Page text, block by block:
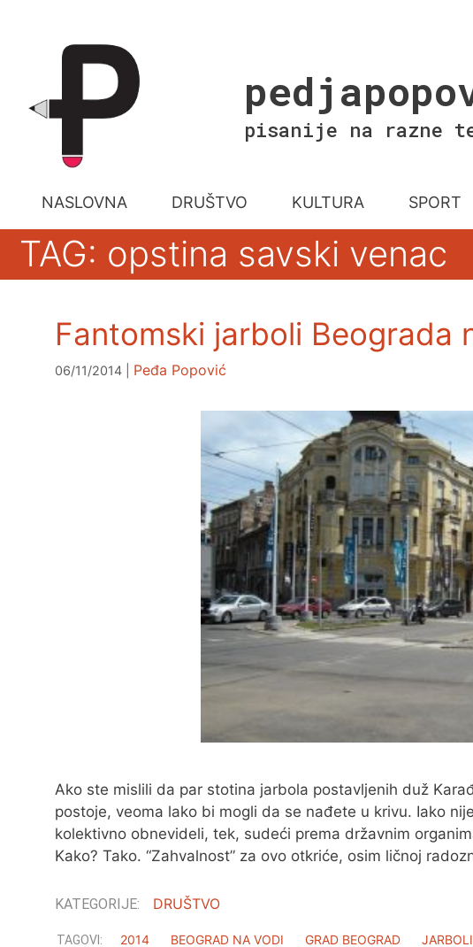
pisanije na razne
NASLOVNA DRUŠTVO KULTURA SPORT
TAG: opstina savski venac
Fantomski jarboli Beograda
06/11/2014 Peđa Popović
Ako ste mislili da par stotina jarbola postavljenih duž
postoje, veoma lako bi mogli da se nađete u krivu. Iako
kolektivno obnevideli, tek, sudeći prema državnim
Kako? Tako. “Zahvalnost” za ovo otkriće, osim ličnoj
DRUŠTVO
2014 BEOGRAD NA VODI GRAD BEOGRAD